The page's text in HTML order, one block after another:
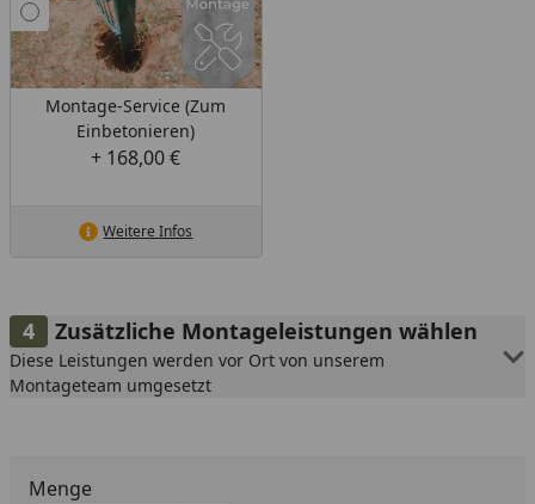
Montage-Service (Zum
Einbetonieren)
+ 168,00 €
Weitere Infos
Zusätzliche Montageleistungen wählen
Diese Leistungen werden vor Ort von unserem
Montageteam umgesetzt
Menge